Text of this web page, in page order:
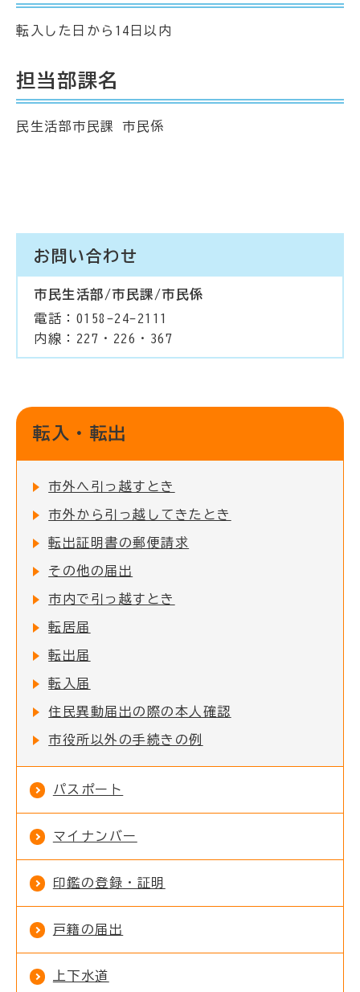
転入した日から14日以内
担当部課名
民生活部市民課 市民係
お問い合わせ
市民生活部/市民課/市民係
電話：0158-24-2111
内線：227・226・367
転入・転出
市外へ引っ越すとき
市外から引っ越してきたとき
転出証明書の郵便請求
その他の届出
市内で引っ越すとき
転居届
転出届
転入届
住民異動届出の際の本人確認
市役所以外の手続きの例
パスポート
マイナンバー
印鑑の登録・証明
戸籍の届出
上下水道